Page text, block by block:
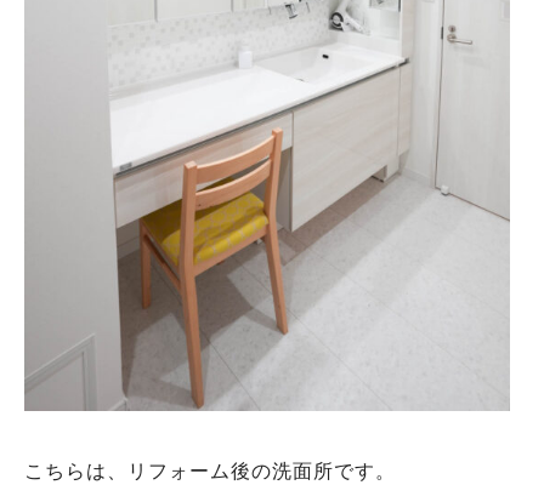
こちらは、リフォーム後の洗面所です。